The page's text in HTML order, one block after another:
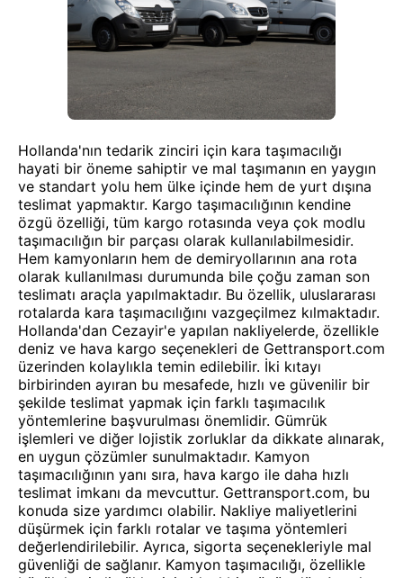
Hollanda'nın tedarik zinciri için kara taşımacılığı
hayati bir öneme sahiptir ve mal taşımanın en yaygın
ve standart yolu hem ülke içinde hem de yurt dışına
teslimat yapmaktır. Kargo taşımacılığının kendine
özgü özelliği, tüm kargo rotasında veya çok modlu
taşımacılığın bir parçası olarak kullanılabilmesidir.
Hem kamyonların hem de demiryollarının ana rota
olarak kullanılması durumunda bile çoğu zaman son
teslimatı araçla yapılmaktadır. Bu özellik, uluslararası
rotalarda kara taşımacılığını vazgeçilmez kılmaktadır.
Hollanda'dan Cezayir'e yapılan nakliyelerde, özellikle
deniz ve hava kargo seçenekleri de Gettransport.com
üzerinden kolaylıkla temin edilebilir. İki kıtayı
birbirinden ayıran bu mesafede, hızlı ve güvenilir bir
şekilde teslimat yapmak için farklı taşımacılık
yöntemlerine başvurulması önemlidir. Gümrük
işlemleri ve diğer lojistik zorluklar da dikkate alınarak,
en uygun çözümler sunulmaktadır. Kamyon
taşımacılığının yanı sıra, hava kargo ile daha hızlı
teslimat imkanı da mevcuttur. Gettransport.com, bu
konuda size yardımcı olabilir. Nakliye maliyetlerini
düşürmek için farklı rotalar ve taşıma yöntemleri
değerlendirilebilir. Ayrıca, sigorta seçenekleriyle mal
güvenliği de sağlanır. Kamyon taşımacılığı, özellikle